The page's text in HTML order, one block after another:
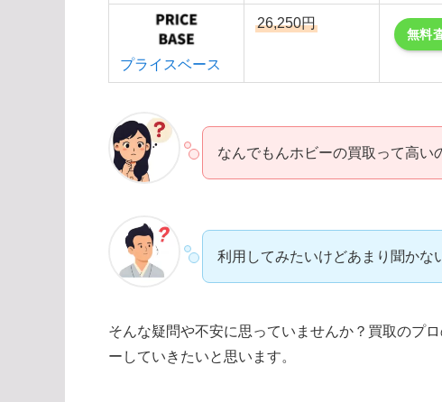
プライスベース
26,250円
無料
なんでもんホビーの買取って高い
利用してみたいけどあまり聞かな
そんな疑問や不安に思っていませんか？買取のプ
ーしていきたいと思います。